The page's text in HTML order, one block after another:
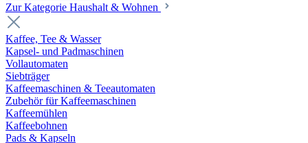
Zur Kategorie Haushalt & Wohnen
Kaffee, Tee & Wasser
Kapsel- und Padmaschinen
Vollautomaten
Siebträger
Kaffeemaschinen & Teeautomaten
Zubehör für Kaffeemaschinen
Kaffeemühlen
Kaffeebohnen
Pads & Kapseln